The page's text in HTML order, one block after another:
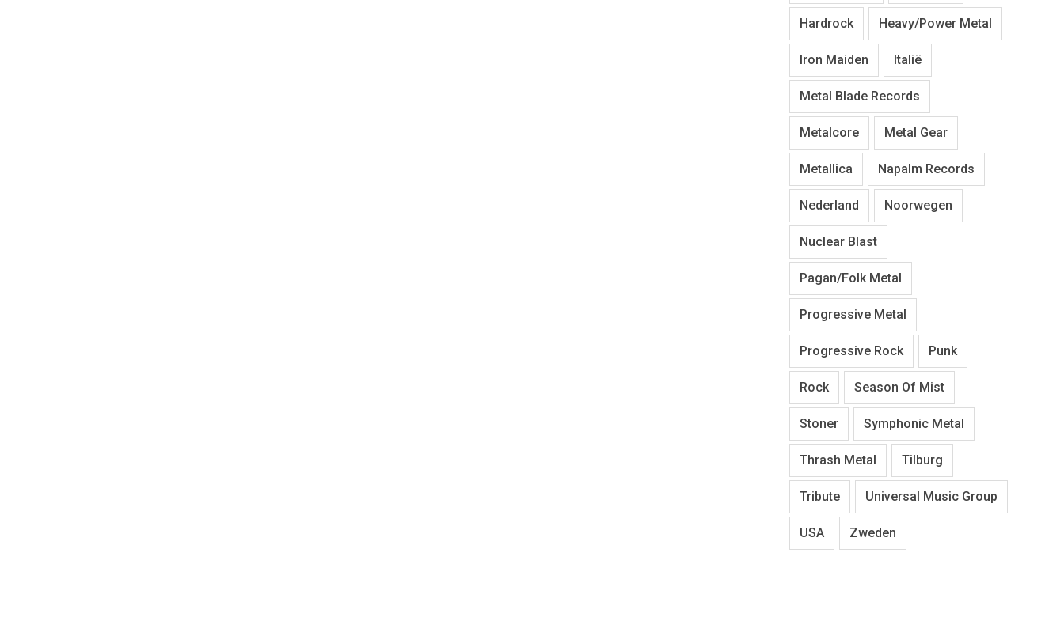
Hardrock Heavy/Power Metal
Iron Maiden Italië
Metal Blade Records
Metalcore Metal Gear
Metallica Napalm Records
Nederland Noorwegen
Nuclear Blast
Pagan/Folk Metal
Progressive Metal
Progressive Rock Punk
Rock Season Of Mist
Stoner Symphonic Metal
Thrash Metal Tilburg
Tribute Universal Music Group
USA Zweden